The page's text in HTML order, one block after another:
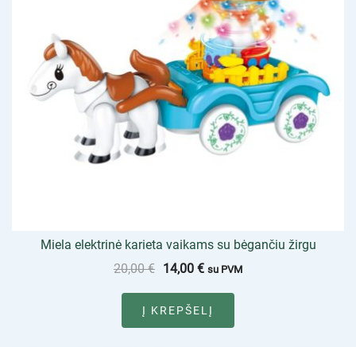
Miela elektrinė karieta vaikams su bėgančiu žirgu
20,00€ 14,00 € su PVM
Į KREPŠELĮ